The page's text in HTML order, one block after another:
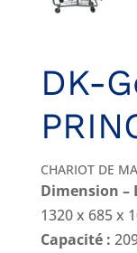
DK-
CHARIOT DE
Dimension –
1320 x 685 x
Capacité :